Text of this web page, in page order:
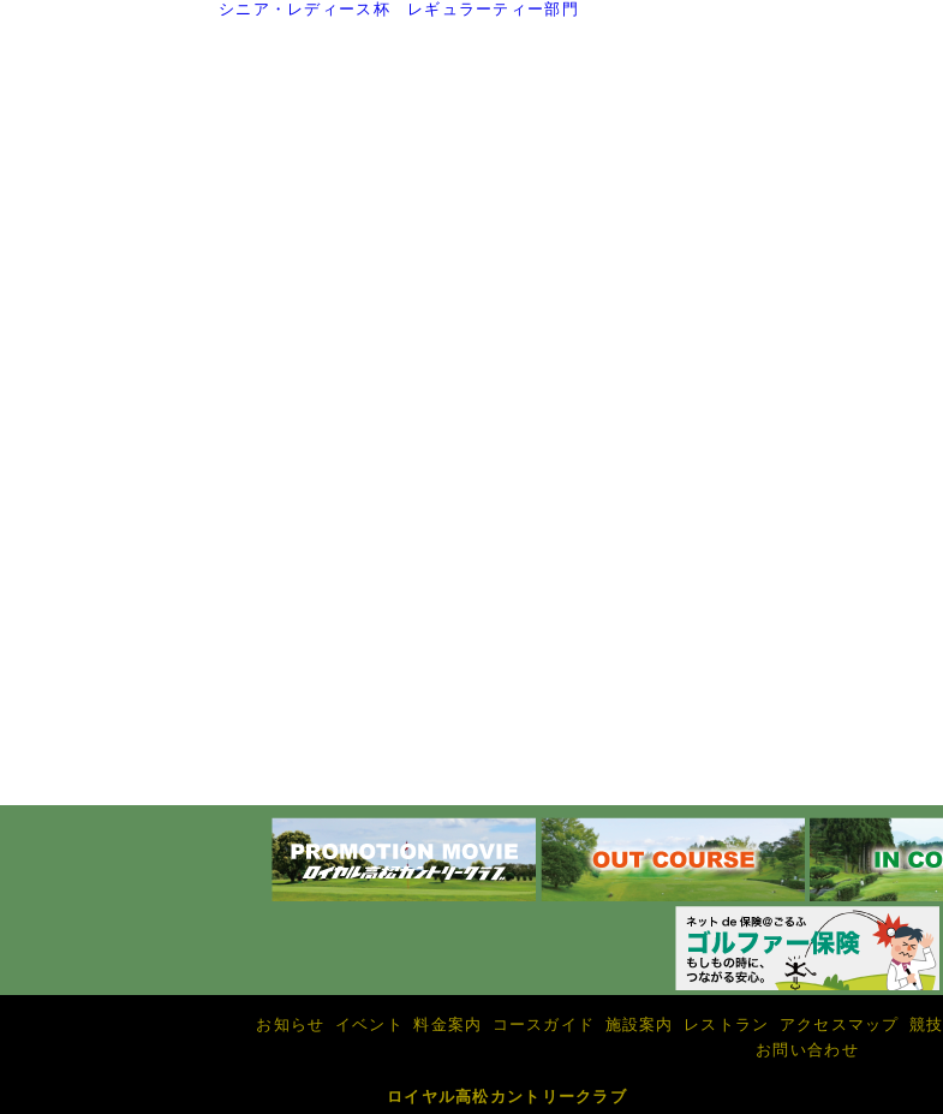
シニア・レディース杯 レギュラーティー部門
お知らせ イベント 料金案内 コースガイド 施設案内 レストラン アクセスマップ 競
お問い合わせ
ロイヤル高松カントリークラブ